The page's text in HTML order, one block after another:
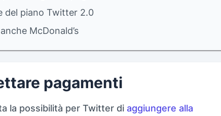
del piano Twitter 2.0
McDonald’s
pagamenti
la possibilità per Twitter di aggiungere alla